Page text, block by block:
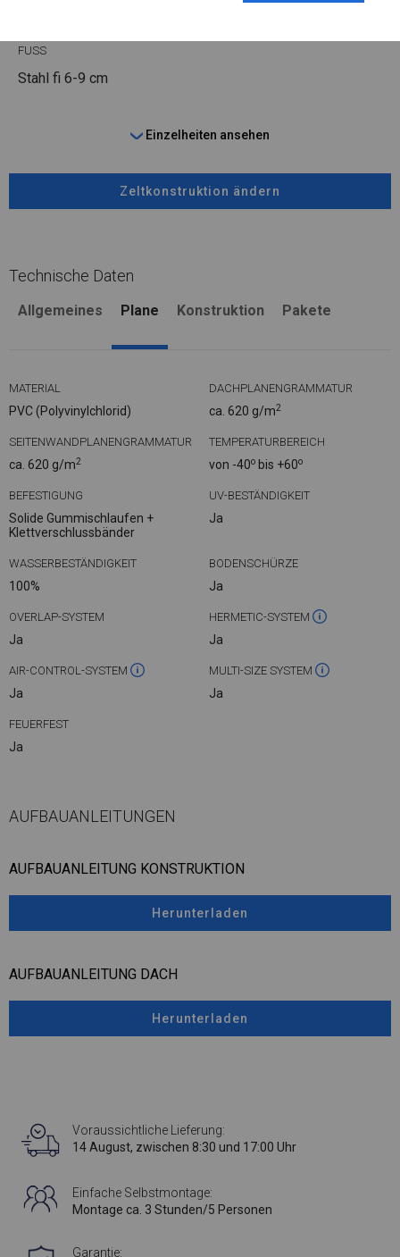
FUSS
Stahl fi 6-9 cm
Einzelheiten ansehen
Zeltkonstruktion ändern
Technische Daten
Allgemeines Plane Konstruktion Pakete
MATERIAL
PVC (Polyvinylchlorid)
DACHPLANENGRAMMATUR
ca. 620 g/m2
SEITENWANDPLANENGRAMMATUR
ca. 620 g/m2
TEMPERATURBEREICH
von -40o bis +60o
BEFESTIGUNG
Solide Gummischlaufen +
Klettverschlussbänder
UV-BESTÄNDIGKEIT
Ja
WASSERBESTÄNDIGKEIT
100%
BODENSCHÜRZE
Ja
OVERLAP-SYSTEM
Ja
HERMETIC-SYSTEM
Ja
AIR-CONTROL-SYSTEM
Ja
MULTI-SIZE SYSTEM
Ja
FEUERFEST
Ja
AUFBAUANLEITUNGEN
AUFBAUANLEITUNG KONSTRUKTION
Herunterladen
AUFBAUANLEITUNG DACH
Herunterladen
Voraussichtliche Lieferung:
14 August, zwischen 8:30 und 17:00 Uhr
Einfache Selbstmontage:
Montage ca. 3 Stunden/5 Personen
Garantie: